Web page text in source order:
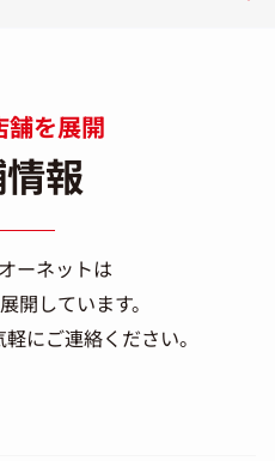
を展開
報
ーネットは
開しています。
にご連絡ください。